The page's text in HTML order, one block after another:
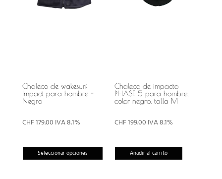
Chaleco de wakesurf
Impact para hombre -
Negro
CHF179.00 IVA 8.1%
Seleccionar opciones
Este
producto
Chaleco de impacto
PHASE 5 para hombre,
color negro, talla M
CHF199.00 IVA 8.1%
Añadir al carrito